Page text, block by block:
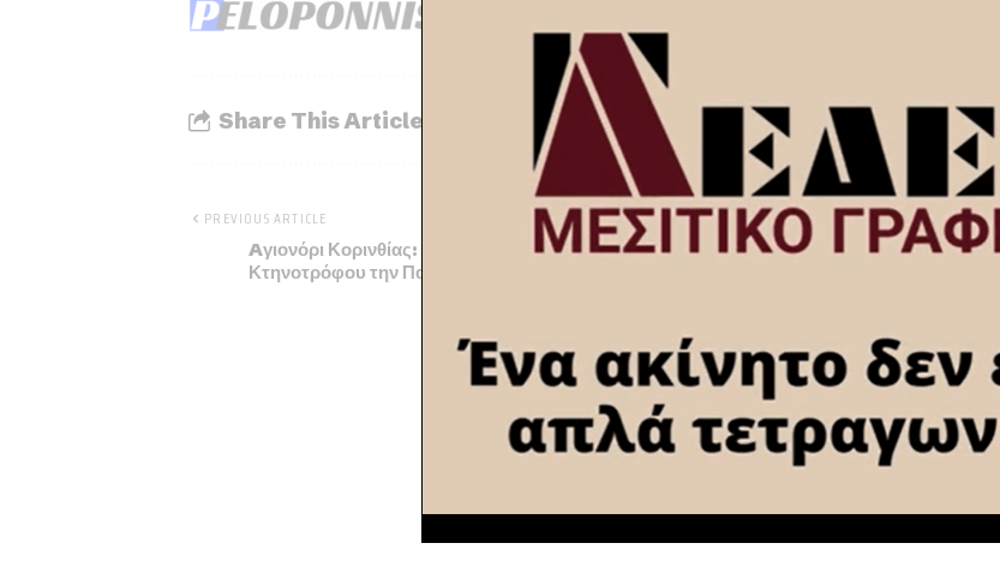
Share This Article
PREVIOUS ARTICLE
Aγιονόρι Κορινθίας: 9η Γιορτή
Κτηνοτρόφου την Παρασκευή 17/7
NEXT ARTICLE
Φίλιππος Παπαδημητρίου: ”Ποια